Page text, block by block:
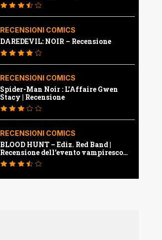
RECENSIONI COMICS
DAREDEVIL: NOIR – Recensione
RECENSIONI COMICS
Spider-Man Noir : L’Affaire Gwen
Stacy | Recensione
RECENSIONI COMICS
BLOOD HUNT – Ediz. Red Band |
Recensione dell’evento vampiresco
della Marvel